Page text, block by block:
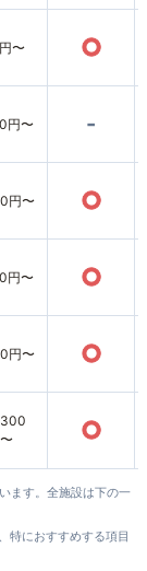
〜 ○
円〜 -
円〜 ○
円〜 ○
円〜 ○
○
ます。全施設は下の一
特におすすめする項目